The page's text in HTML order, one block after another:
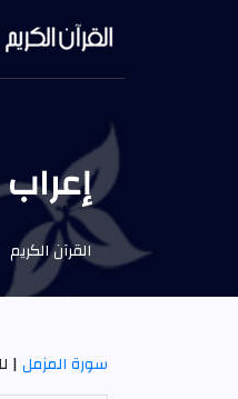
القرآن الكريم
سورة المزمل|